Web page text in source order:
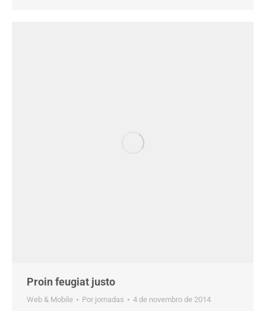
Proin feugiat justo
Web & Mobile Por jornadas 4 de novembro de 2014